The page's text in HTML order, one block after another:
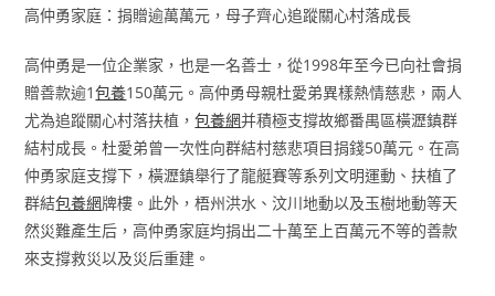
高仲勇家庭：捐贈逾萬萬元，母子齊心追蹤關心村落成長
高仲勇是一位企業家，也是一名善士，從1998年至今已向社會捐
贈善款逾1包養150萬元。高仲勇母親杜愛弟異樣熱情慈悲，兩人
尤為追蹤關心村落扶植，包養網并積極支撐故鄉番禺區橫瀝鎮群
結村成長。杜愛弟曾一次性向群結村慈悲項目捐錢50萬元。在高
仲勇家庭支撐下，橫瀝鎮舉行了龍艇賽等系列文明運動、扶植了
群結包養網牌樓。此外，梧州洪水、汶川地動以及玉樹地動等天
然災難產生后，高仲勇家庭均捐出二十萬至上百萬元不等的善款
來支撐救災以及災后重建。